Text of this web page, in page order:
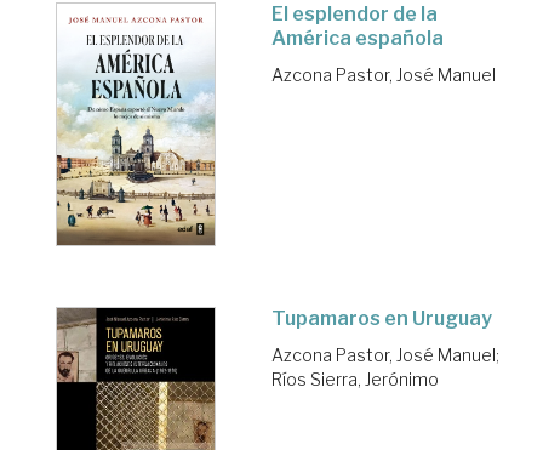
El esplendor de la
América española
Azcona Pastor, José Manuel
Tupamaros en Uruguay
Azcona Pastor, José Manuel;
Ríos Sierra, Jerónimo